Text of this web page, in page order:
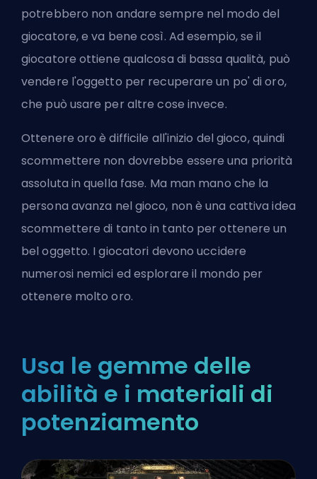
potrebbero non andare sempre nel modo del
giocatore, e va bene così. Ad esempio, se il
giocatore ottiene qualcosa di bassa qualità, può
vendere l'oggetto per recuperare un po' di oro,
che può usare per altre cose invece.
Ottenere oro è difficile all'inizio del gioco, quindi
scommettere non dovrebbe essere una priorità
assoluta in quella fase. Ma man mano che la
persona avanza nel gioco, non è una cattiva idea
scommettere di tanto in tanto per ottenere un
bel oggetto. I giocatori devono uccidere
numerosi nemici ed esplorare il mondo per
ottenere molto oro.
Usa le gemme delle
abilità e i materiali di
potenziamento